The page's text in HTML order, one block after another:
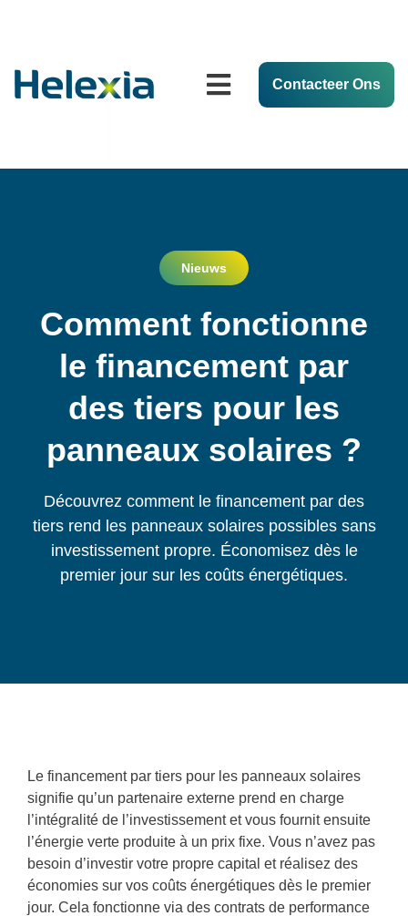
Contacteer Ons
Nieuws
Comment fonctionne
le financement par
des tiers pour les
panneaux solaires ?
Découvrez comment le financement par des
tiers rend les panneaux solaires possibles sans
investissement propre. Économisez dès le
premier jour sur les coûts énergétiques.
Le financement par tiers pour les panneaux solaires
signifie qu’un partenaire externe prend en charge
l’intégralité de l’investissement et vous fournit ensuite
l’énergie verte produite à un prix fixe. Vous n’avez pas
besoin d’investir votre propre capital et réalisez des
économies sur vos coûts énergétiques dès le premier
jour. Cela fonctionne via des contrats de performance